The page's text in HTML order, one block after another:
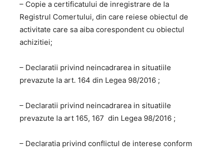
– Copie a certificatului de inregistrare de la
Registrul Comertului, din care reiese obiectul de
activitate care sa aiba corespondent cu obiectul
achizitiei;
– Declaratii privind neincadrarea in situatiile
prevazute la art. 164 din Legea 98/2016 ;
– Declaratii privind neincadrarea in situatiile
prevazute la art 165, 167 din Legea 98/2016 ;
– Declaratia privind conflictul de interese conform